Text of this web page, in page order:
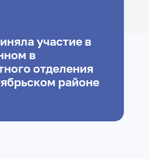
участие в
в
отделения
районе